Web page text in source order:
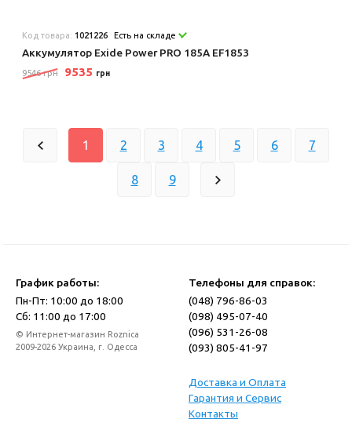
Код товара: 1021226 Есть на складе
Аккумулятор Exide Power PRO 185A EF1853
9546 грн 9535 грн
1 2 3 4 5 6 7
8 9
График работы:
Пн-Пт: 10:00 до 18:00
Сб: 11:00 до 17:00
© Интернет-магазин Roznica
2009-2026 Украина, г. Одесса
Телефоны для справок:
(048) 796-86-03
(098) 495-07-40
(096) 531-26-08
(093) 805-41-97
Доставка и Оплата
Гарантия и Сервис
Контакты